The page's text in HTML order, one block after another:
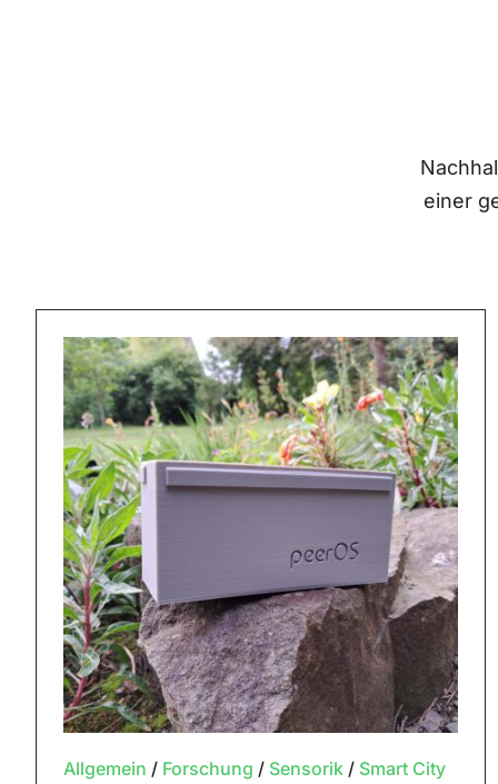
einer
Allgemein / Forschung / Sensorik/ Smart City